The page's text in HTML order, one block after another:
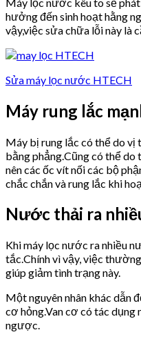
hưởng đến sinh hoạt hằng
vậy,việc sửa chữa lỗi này là
Sửa máy lọc nước HTECH
Máy rung lắc
Máy bị rung lắc có thể do vị
bằng phẳng.Cũng có thể do
nên các ốc vít nối các bộ
chắc chắn và rung lắc khi
Nước thải ra
Khi máy lọc nước ra nhiều
tắc.Chính vì vậy, việc
giúp giảm tình trạng này.
Một nguyên nhân khác dẫn
cơ hỏng.Van cơ có tác
ngược.